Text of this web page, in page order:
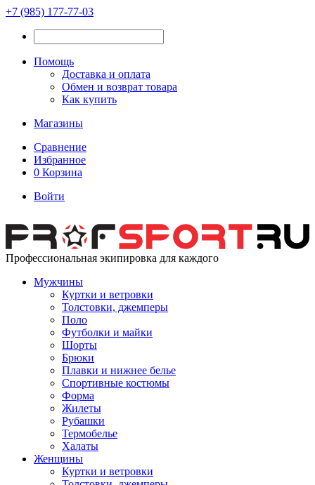
+7 (985) 177-77-03
Помощь
Доставка и оплата
Обмен и возврат товара
Как купить
Магазины
Сравнение
Избранное
0 Корзина
Войти
Профессиональная экипировка для каждого
Мужчины
Куртки и ветровки
Толстовки, джемперы
Поло
Футболки и майки
Шорты
Брюки
Плавки и нижнее белье
Спортивные костюмы
Форма
Жилеты
Рубашки
Термобелье
Халаты
Женщины
Куртки и ветровки